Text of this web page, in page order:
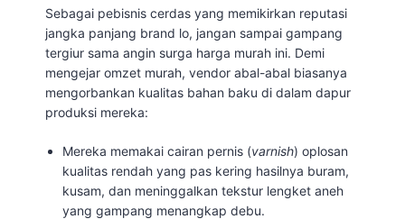
Sebagai pebisnis cerdas yang memikirkan reputasi
jangka panjang brand lo, jangan sampai gampang
tergiur sama angin surga harga murah ini. Demi
mengejar omzet murah, vendor abal-abal biasanya
mengorbankan kualitas bahan baku di dalam dapur
produksi mereka:
Mereka memakai cairan pernis (varnish) oplosan
kualitas rendah yang pas kering hasilnya buram,
kusam, dan meninggalkan tekstur lengket aneh
yang gampang menangkap debu.